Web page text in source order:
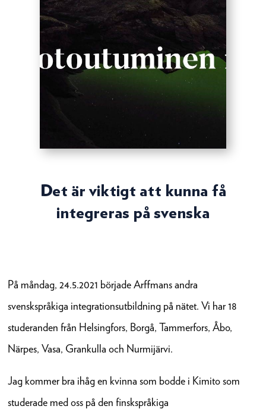
Det är viktigt att kunna få
integreras på svenska
På måndag, 24.5.2021 började Arffmans andra
svenskspråkiga integrationsutbildning på nätet. Vi har 18
studeranden från Helsingfors, Borgå, Tammerfors, Åbo,
Närpes, Vasa, Grankulla och Nurmijärvi.
Jag kommer bra ihåg en kvinna som bodde i Kimito som
studerade med oss på den finskspråkiga